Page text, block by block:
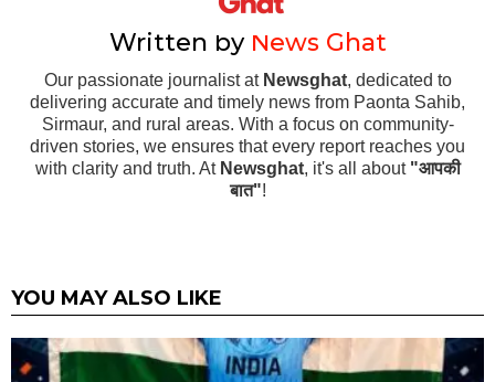
Written by News Ghat
Our passionate journalist at Newsghat, dedicated to
delivering accurate and timely news from Paonta Sahib,
Sirmaur, and rural areas. With a focus on community-
driven stories, we ensures that every report reaches you
with clarity and truth. At Newsghat, it's all about "आपकी
बात"!
YOU MAY ALSO LIKE